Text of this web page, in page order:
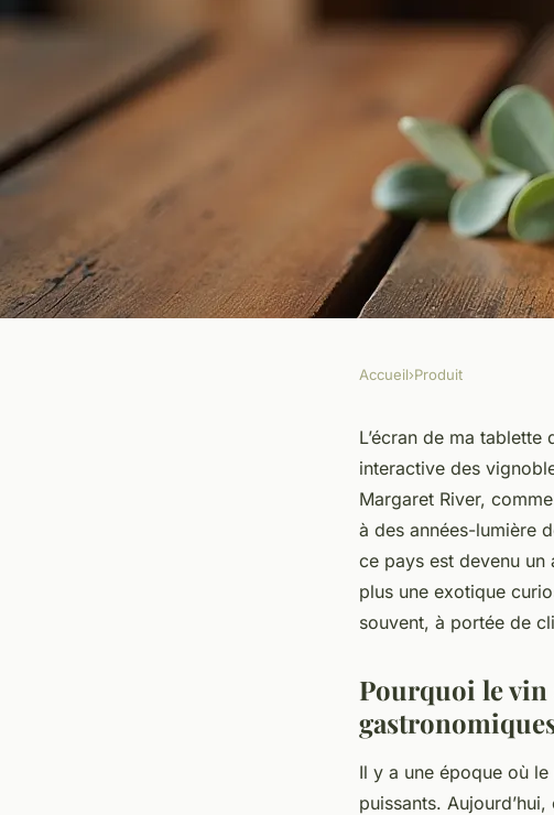
Pourquoi opter pour
10 min de lecture
Accueil›Produit
L’écran de ma
interactive des
Margaret River,
à des années-lumière
ce pays est devenu un
plus une exotique
souvent, à portée de
Pourquoi le
Il y a une époque où
puissants.